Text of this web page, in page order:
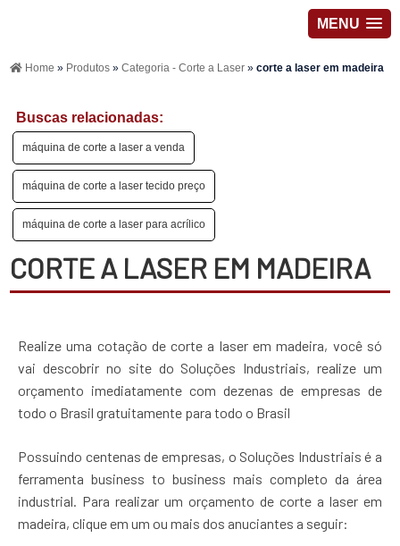
MENU
Home » Produtos»Categoria - Corte a Laser»corte a laser em madeira
Buscas relacionadas:
máquina de corte a laser a venda
máquina de corte a laser tecido preço
máquina de corte a laser para acrílico
CORTE A LASER EM MADEIRA
Realize uma cotação de corte a laser em madeira, você só
vai descobrir no site do Soluções Industriais, realize um
orçamento imediatamente com dezenas de empresas de
todo o Brasil gratuitamente para todo o Brasil
Possuindo centenas de empresas, o Soluções Industriais é a
ferramenta business to business mais completo da área
industrial. Para realizar um orçamento de corte a laser em
madeira, clique em um ou mais dos anuciantes a seguir: